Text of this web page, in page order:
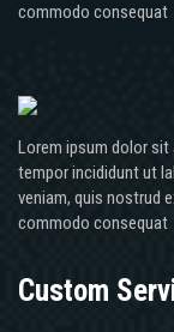
commodo consequat
Lorem ipsum dolor
tempor incididunt ut
veniam, quis nostrud
commodo consequat
Custom